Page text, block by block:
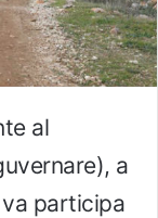
al
a
participa